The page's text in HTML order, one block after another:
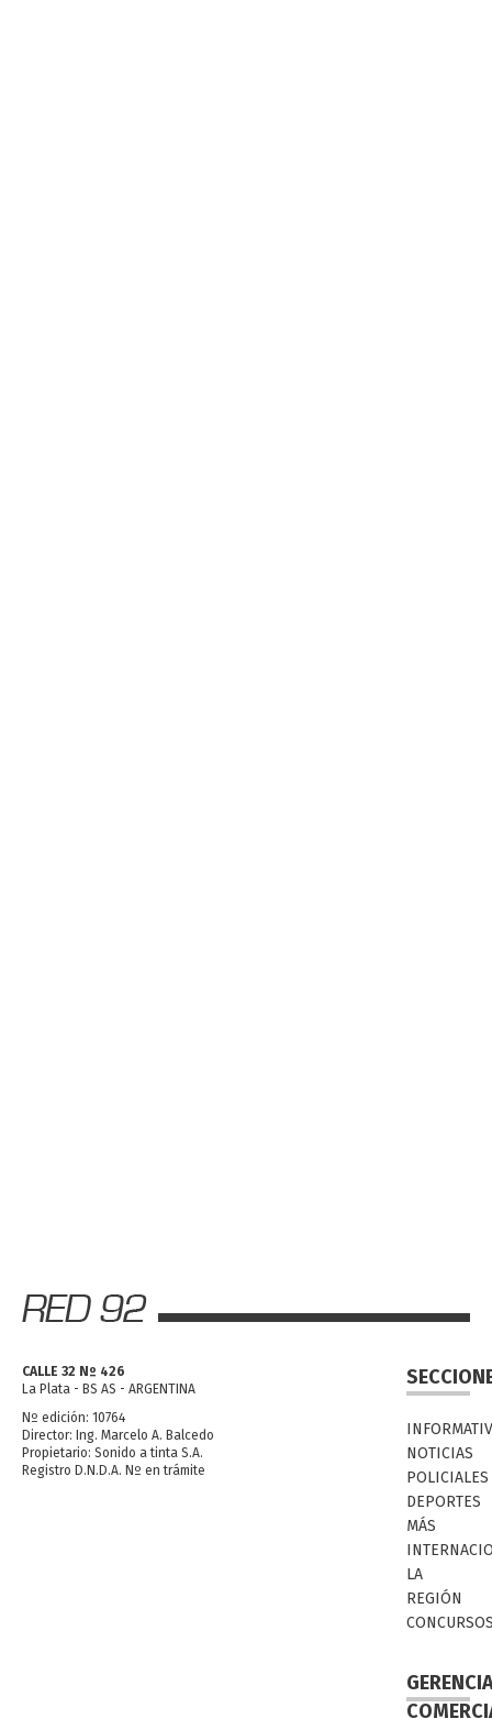
CALLE 32 Nº 426
La Plata - BS AS - ARGENTINA
Nº edición: 10764
Director: Ing. Marcelo A. Balcedo
Propietario: Sonido a tinta S.A.
Registro D.N.D.A. Nº en trámite
NOTICIAS
POLICIALES
DEPORTES
MÁS
LA
REGIÓN